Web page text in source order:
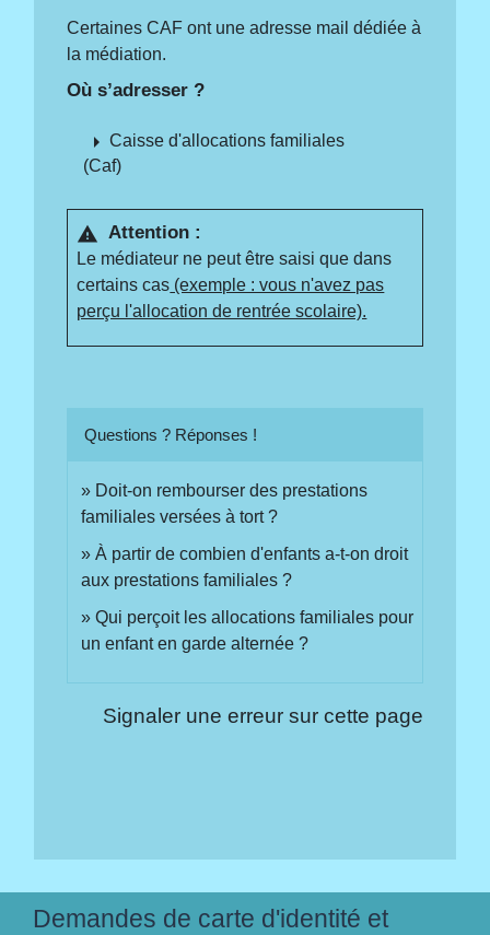
Certaines CAF ont une adresse mail dédiée à
la médiation.
Où s’adresser ?
arrow_rightCaisse d'allocations familiales
(Caf)
warning Attention :
Le médiateur ne peut être saisi que dans
certains cas (exemple : vous n'avez pas
perçu l'allocation de rentrée scolaire).
Questions ? Réponses !
Doit-on rembourser des prestations
familiales versées à tort ?
À partir de combien d'enfants a-t-on droit
aux prestations familiales ?
Qui perçoit les allocations familiales pour
un enfant en garde alternée ?
Signaler une erreur sur cette page
Demandes de carte d'identité et